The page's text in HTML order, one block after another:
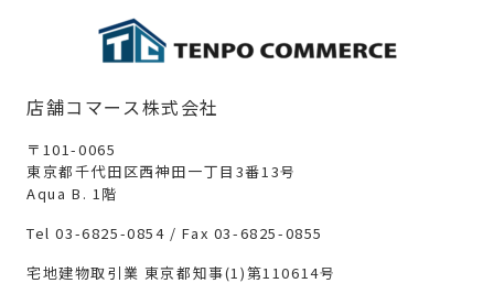
店舗コマース株式会社
〒101-0065
東京都千代田区西神田一丁目3番13号
Aqua B. 1階
Tel 03-6825-0854 / Fax 03-6825-0855
宅地建物取引業 東京都知事(1)第110614号